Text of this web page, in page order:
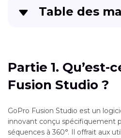
Table des
Partie 2
. GoPro Fusion
?
Studio pour éditer les
Partie 1. Qu’est-
Fusion Studio ?
GoPro Fusion Studio est un
innovant conçu spécifiquement
séquences à 360°. Il offrait aux